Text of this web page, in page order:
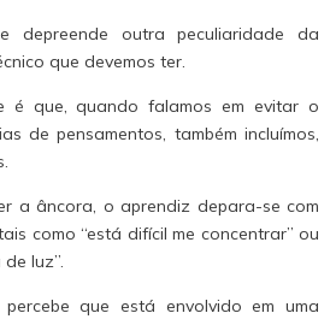
depreende outra peculiaridade da
que devemos ter.
é que, quando falamos em evitar o
de pensamentos, também incluímos,
a âncora, o aprendiz depara-se com
como “está difícil me concentrar” ou
luz”.
que está envolvido em uma